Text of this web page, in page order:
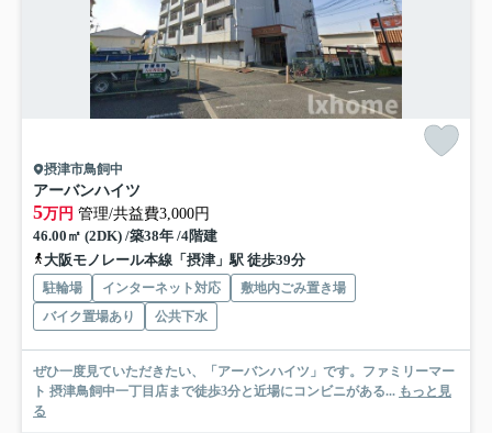
摂津市鳥飼中
アーバンハイツ
5万円 管理/共益費3,000円
46.00㎡ (2DK) /築38年 /4階建
大阪モノレール本線「摂津」駅 徒歩39分
駐輪場 インターネット対応
敷地内ごみ置き場
バイク置場あり
公共下水
ぜひ一度見ていただきたい、「アーバンハイツ」です。ファミリーマー
ト 摂津鳥飼中一丁目店まで徒歩3分と近場にコンビニがある... もっと見
る